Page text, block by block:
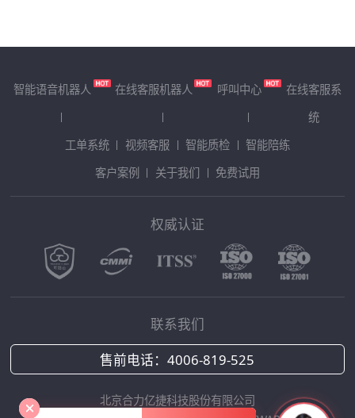
智能语音机器人 在线客服机器人 呼叫中心
在线客服系
统
工单系统
视频客服 智能质检
智能陪练
客户案例
关于我们 免费试用
权威认证
联系我们
售前电话：4006-819-525
北京合力亿捷科技股份有限公司